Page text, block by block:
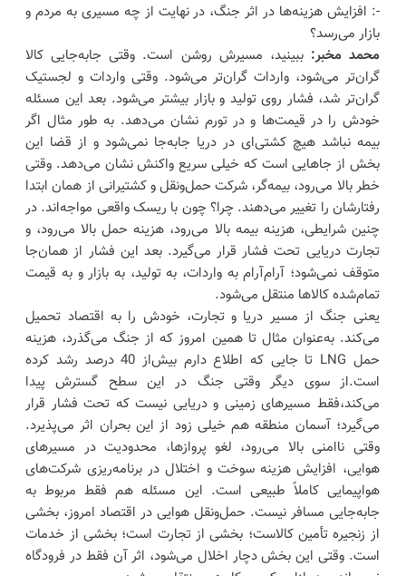
-: افزایش هزینه‌ها در اثر جنگ، در نهایت از چه مسیری به مردم و
بازار می‌رسد؟
محمد مخبر: ببینید، مسیرش روشن است. وقتی جابه‌جایی کالا
گران‌تر می‌شود، واردات گران‌تر می‌شود. وقتی واردات و لجستیک
گران‌تر شد، فشار روی تولید و بازار بیشتر می‌شود. بعد این مسئله
خودش را در قیمت‌ها و در تورم نشان می‌دهد. به طور مثال اگر
بیمه نباشد هیچ کشتی‌ای در دریا جابه‌جا نمی‌شود و از قضا این
بخش از جاهایی است که خیلی سریع واکنش نشان می‌دهد. وقتی
خطر بالا می‌رود، بیمه‌گر، شرکت حمل‌ونقل و کشتیرانی از همان ابتدا
رفتارشان را تغییر می‌دهند. چرا؟ چون با ریسک واقعی مواجه‌اند. در
چنین شرایطی، هزینه بیمه بالا می‌رود، هزینه حمل بالا می‌رود، و
تجارت دریایی تحت فشار قرار می‌گیرد. بعد این فشار از همان‌جا
متوقف نمی‌شود؛ آرام‌آرام به واردات، به تولید، به بازار و به قیمت
تمام‌شده کالاها منتقل می‌شود.
یعنی جنگ از مسیر دریا و تجارت، خودش را به اقتصاد تحمیل
می‌کند. به‌عنوان مثال تا همین امروز که از جنگ می‌گذرد، هزینه
حمل LNG تا جایی که اطلاع دارم بیش‌از 40 درصد رشد کرده
است.از سوی دیگر وقتی جنگ در این سطح گسترش پیدا
می‌کند،فقط مسیرهای زمینی و دریایی نیست که تحت فشار قرار
می‌گیرد؛ آسمان منطقه هم خیلی زود از این بحران اثر می‌پذیرد.
وقتی ناامنی بالا می‌رود، لغو پروازها، محدودیت در مسیرهای
هوایی، افزایش هزینه سوخت و اختلال در برنامه‌ریزی شرکت‌های
هواپیمایی کاملاً طبیعی است. این مسئله هم فقط مربوط به
جابه‌جایی مسافر نیست. حمل‌ونقل هوایی در اقتصاد امروز، بخشی
از زنجیره تأمین کالاست؛ بخشی از تجارت است؛ بخشی از خدمات
است. وقتی این بخش دچار اخلال می‌شود، اثر آن فقط در فرودگاه